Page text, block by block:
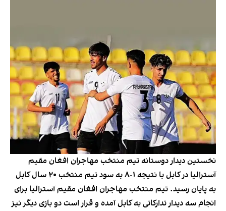
نخستین دیدار دوستانه تیم منتخب مهاجران افغان مقیم
آسترالیا در کابل با نتیجه ١-٨ به سود تیم منتخب ٢٠ سال کابل
به پایان رسید. تیم منتخب مهاجران افغان مقیم آسترالیا برای
انجام سه دیدار تدارکاتی به کابل آمده و قرار است دو بازی دیگر نیز